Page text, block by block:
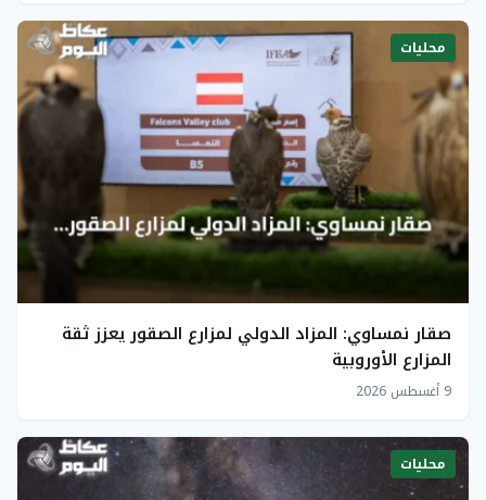
محليات
صقار نمساوي: المزاد الدولي لمزارع الصقور يعزز ثقة
المزارع الأوروبية
9 أغسطس 2026
محليات